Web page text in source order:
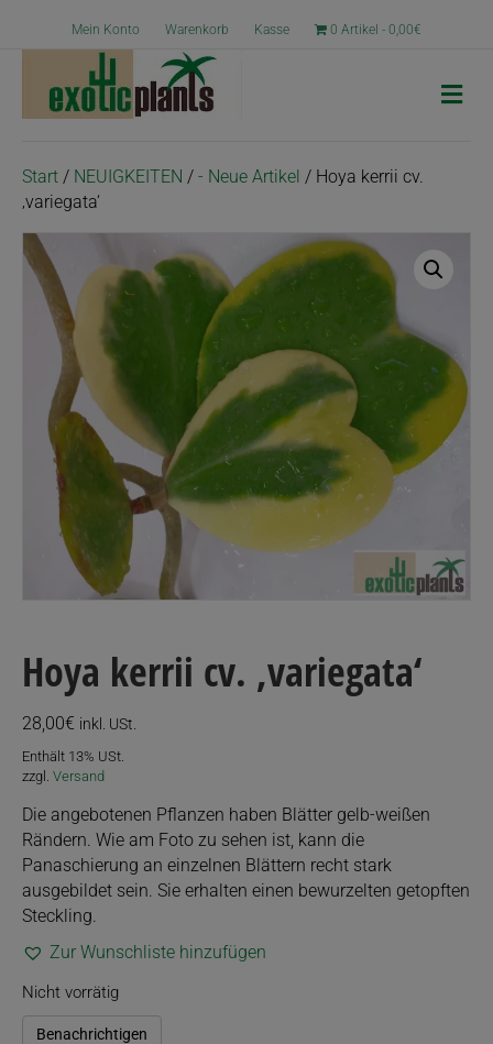
Mein Konto Warenkorb Kasse 0 Artikel 0,00€
N
a
i
Start / NEUIGKEITEN / - Neue Artikel / Hoya kerrii cv.
‚variegata‘
Hoya kerrii cv. ‚variegata‘
28,00€ inkl. USt.
Enthält 13% USt.
zzgl. Versand
Die angebotenen Pflanzen haben Blätter gelb-weißen
Rändern. Wie am Foto zu sehen ist, kann die
Panaschierung an einzelnen Blättern recht stark
ausgebildet sein. Sie erhalten einen bewurzelten getopften
Steckling.
Zur Wunschliste hinzufügen
Nicht vorrätig
Benachrichtigen